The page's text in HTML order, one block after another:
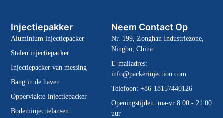
Injectiepakker
Aluminium injectiepacker
Stalen injectiepacker
Injectiepacker van messing
Bang in de haven
Oppervlakte-injectiepacker
Bodeminjectielansen
Neem Contact Op
Nr. 199, Zonghan Industriezone,
Ningbo, China.
E-mailadres:
info@packerinjection.com
Telefoon: +86-18157440126
Openingstijden: ma-vr 8:00 - 21:00
uur